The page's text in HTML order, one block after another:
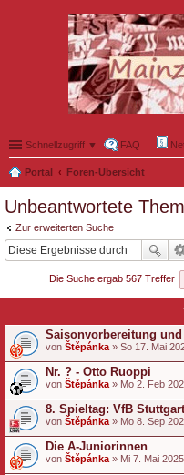
Schnellzugriff ▼ FAQ
Portal Foren-Übersicht
Unbeantwortete
Zur erweiterten Suche
Die Suche ergab 567 Treffer
Saisonvorbereitung
von Štěpánka » So 17. Mai
Nr. ? - Otto Ruoppi
von Štěpánka » Mo 2. Feb
8. Spieltag: VfB
von Štěpánka » Mo 8. Sep
Die A-Juniorinnen
von Štěpánka » Mi 7. Mai